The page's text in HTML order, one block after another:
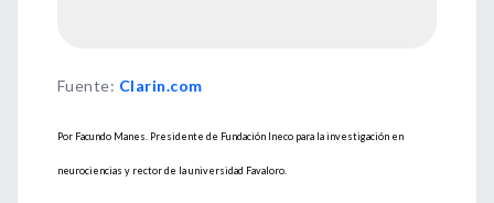
Fuente: Clarin.com
Por Facundo Manes. Presidente de Fundación Ineco para la investigación en
neurociencias y rector de la universidad Favaloro.